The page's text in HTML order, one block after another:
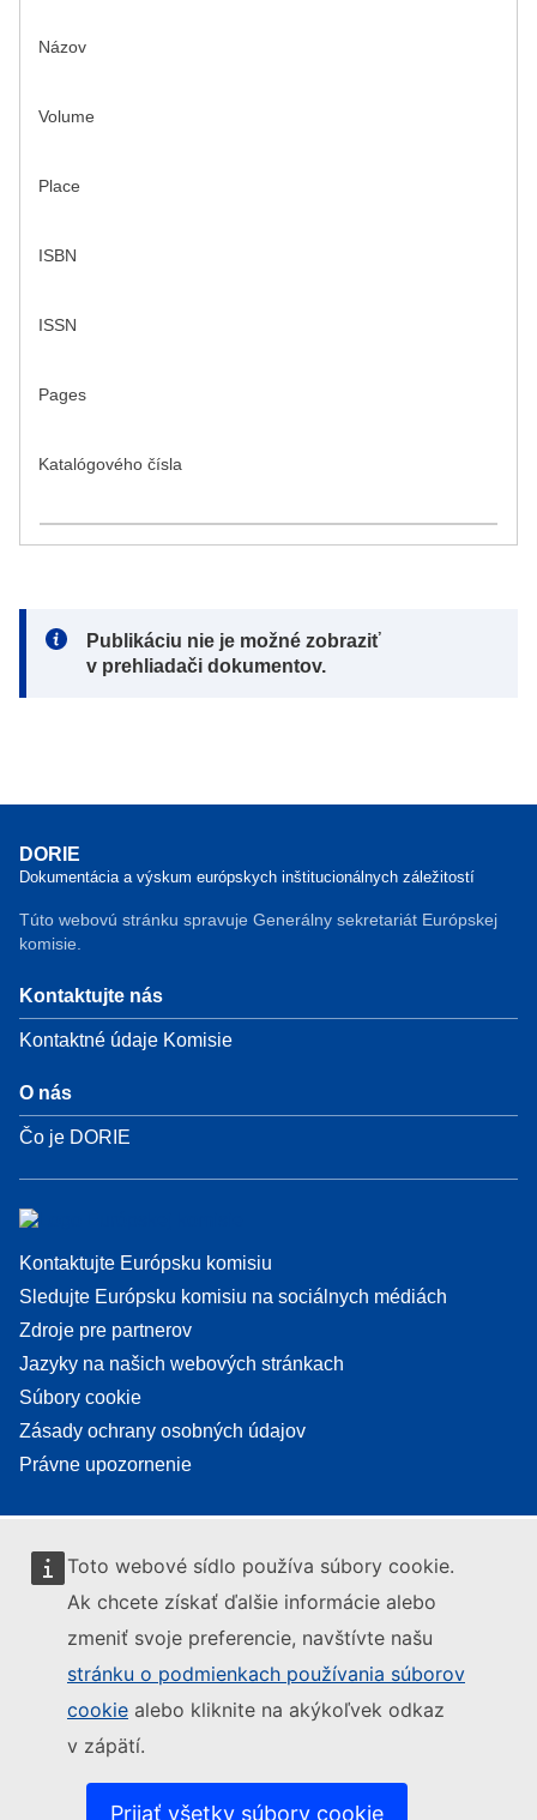
Toto webové sídlo používa súbory cookie.
Ak chcete získať ďalšie informácie alebo
zmeniť svoje preferencie, navštívte našu
stránku o podmienkach používania súborov
cookie alebo kliknite na akýkoľvek odkaz
v zápätí.
Prijať všetky súbory cookie
Názov
Volume
Place
ISBN
ISSN
Pages
Katalógového čísla
Note:
Publikáciu nie je možné zobraziť
v prehliadači dokumentov.
DORIE
Dokumentácia a výskum európskych inštitucionálnych záležitostí
Túto webovú stránku spravuje Generálny sekretariát Európskej
komisie.
Kontaktujte nás
Kontaktné údaje Komisie
O nás
Čo je DORIE
Kontaktujte Európsku komisiu
Sledujte Európsku komisiu na sociálnych médiách
Zdroje pre partnerov
Jazyky na našich webových stránkach
Súbory cookie
Zásady ochrany osobných údajov
Právne upozornenie